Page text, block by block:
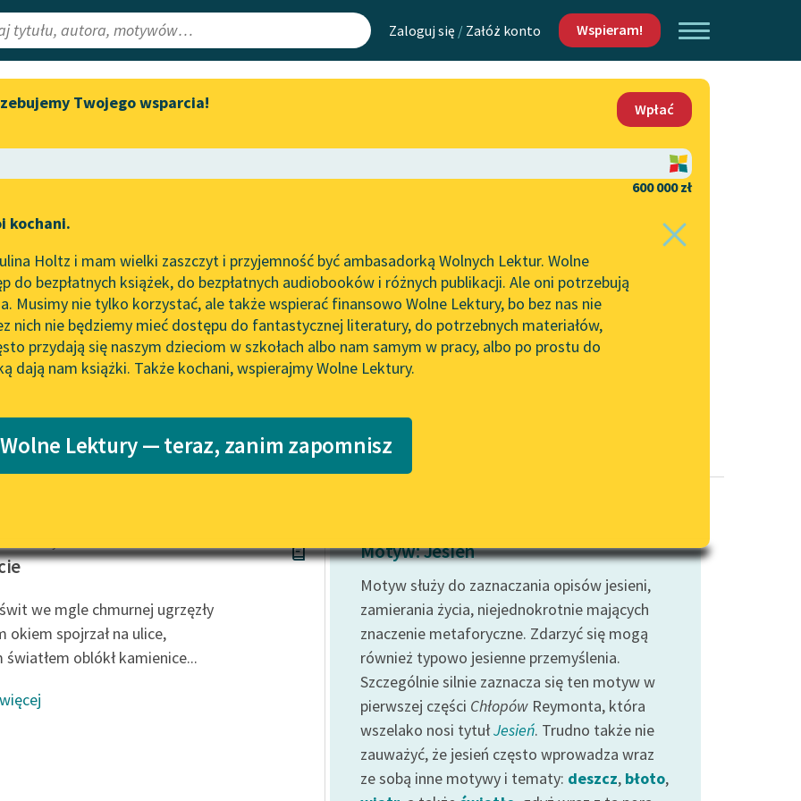
Zaloguj się / Załóż konto Wspieram!
Lektury
redakcyjne
Aktualności
Zapraszamy na spotkanie
literatury skandynawskiej
Wolne Lektury na 32.
Pol’and’Rock Festivalu
„Kochanek Lady Chatterley”
do słuchania na Wolnych
Lekturach
Nowy audiobook – „Marzenie
niepełnosprawnościami
literatury do słuchania dla
uczennic i uczniów z
niepełnosprawnościami
Feministyczne inspiracje.
Mapa Wolnych Lektur
Leśmianator
API
OAI-PMH
Widget Wolnych Lektur
Katalog
Katalog w formacie PDF
Kontakt
O projekcie
Zasady wykorzystania
Wolnych Lektur
Logotypy
Materiały promocyjne
wrażliwych
Deklaracja dostępności
Twojego wsparcia!
Wpłać
600 000 zł
kochani.
Holtz i mam wielki zaszczyt i przyjemność być ambasadorką Wolnych Lektur. Wolne
do bezpłatnych książek, do bezpłatnych audiobooków i różnych publikacji. Ale oni potrzebują
Musimy nie tylko korzystać, ale także wspierać finansowo Wolne Lektury, bo bez nas nie
nich nie będziemy mieć dostępu do fantastycznej literatury, do potrzebnych materiałów,
przydają się naszym dzieciom w szkołach albo nam samym w pracy, albo po prostu do
dają nam książki. Także kochani, wspierajmy Wolne Lektury.
Lektury — teraz, zanim zapomnisz
Włodzimierz Perzyński✖
we mgle chmurnej ugrzęzły
okiem spojrzał na ulice,
światłem oblókł kamienice...
Motyw: Jesień
Motyw służy do zaznaczania opisów jesieni,
zamierania życia, niejednokrotnie mających
znaczenie metaforyczne. Zdarzyć się mogą
również typowo jesienne przemyślenia.
Szczególnie silnie zaznacza się ten motyw w
pierwszej części Chłopów Reymonta, która
wszelako nosi tytułJesień. Trudno także nie
zauważyć, że jesień często wprowadza wraz
ze sobą inne motywy i tematy: deszcz, błoto,